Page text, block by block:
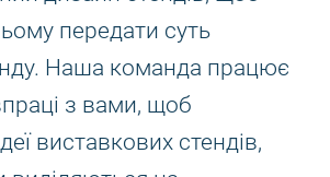
передати суть
Наша команда працює
з вами, щоб
виставкових стендів,